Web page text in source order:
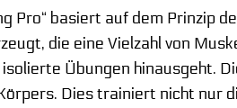
basiert auf dem Prinzip
die eine Vielzahl von
Übungen hinausgeht.
Dies trainiert nicht nur